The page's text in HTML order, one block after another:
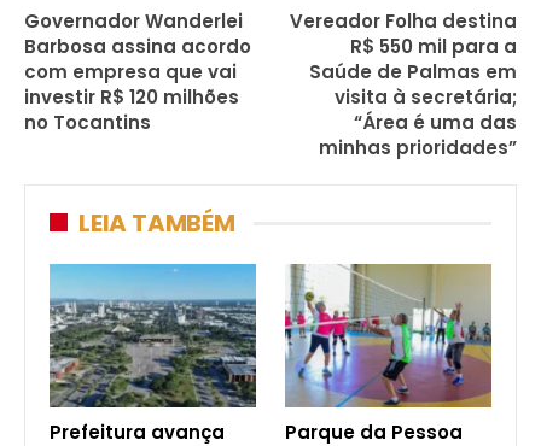
Governador Wanderlei
Barbosa assina acordo
com empresa que vai
investir R$ 120 milhões
no Tocantins
Vereador Folha destina
R$ 550 mil para a
Saúde de Palmas em
visita à secretária;
“Área é uma das
minhas prioridades”
LEIA TAMBÉM
Prefeitura avança
Parque da Pessoa